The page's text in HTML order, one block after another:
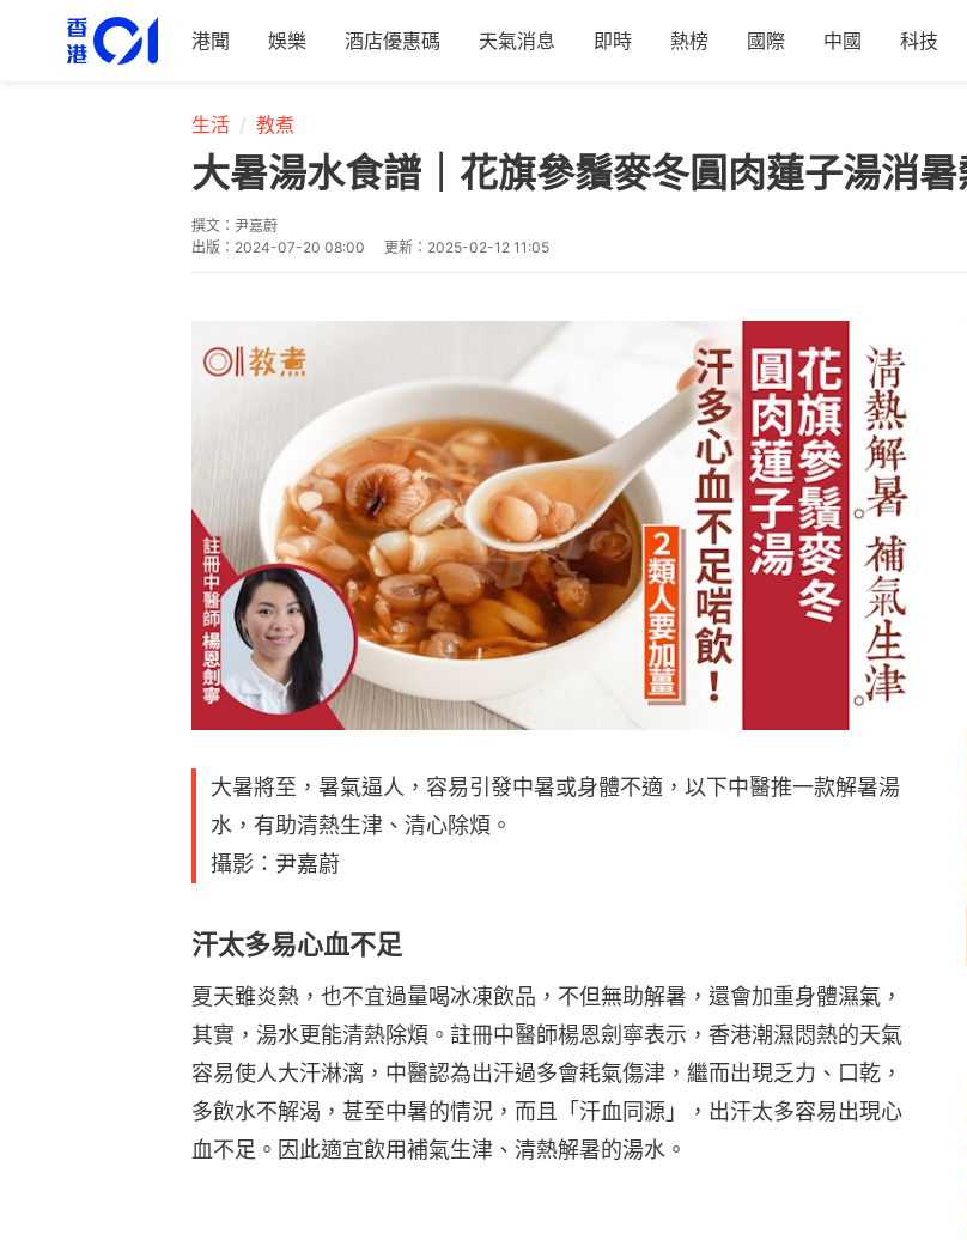
港聞 娛樂 酒店優惠碼 天氣消息 即時 熱榜 國際 中國 科技
生活 教煮
大暑湯水食譜｜花旗參鬚麥冬圓肉蓮子湯消
撰文： 尹嘉蔚
出版： 2024-07-20 08:00 更新： 2025-02-12 11:05
大暑將至，暑氣逼人，容易引發中暑或身體不適，以下中醫推一款解暑湯
水，有助清熱生津、清心除煩。
攝影：尹嘉蔚
汗太多易心血不足
夏天雖炎熱，也不宜過量喝冰凍飲品，不但無助解暑，還會加重身體濕氣，
其實，湯水更能清熱除煩。註冊中醫師楊恩劍寧表示，香港潮濕悶熱的天氣
容易使人大汗淋漓，中醫認為出汗過多會耗氣傷津，繼而出現乏力、口乾，
多飲水不解渴，甚至中暑的情況，而且「汗血同源」，出汗太多容易出現心
血不足。因此適宜飲用補氣生津、清熱解暑的湯水。